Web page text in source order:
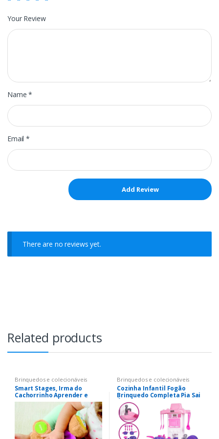
Your Review
Name*
Email*
There are no reviews yet.
Related products
Brinquedos e colecionáveis
Smart Stages, Irma do
Cachorrinho Aprender e
Brincar, Fisher Price, Mattel
Brinquedos e colecionáveis
Cozinha Infantil Fogão
Brinquedo Completa Pia Sai
Água Interativa Grande –
Pais&Filhos